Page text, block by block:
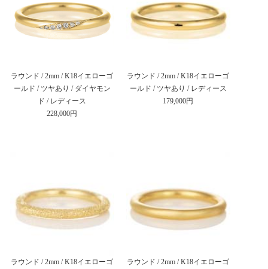
ラウンド / 2mm / K18イエローゴ
ールド / ツヤあり / ダイヤモン
ド / レディース
228,000円
ラウンド / 2mm / K18イエローゴ
ールド / ツヤあり / レディース
179,000円
ラウンド / 2mm / K18イエローゴ
ラウンド / 2mm / K18イエローゴ